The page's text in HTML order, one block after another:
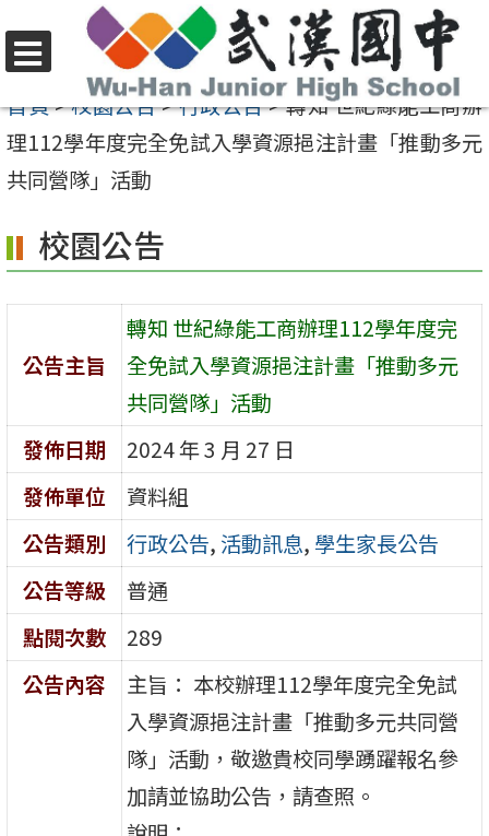
至
要
內
區
選
單
首頁>校園公告>行政公告>轉知 世紀綠能工商辦
理112學年度完全免試入學資源挹注計畫「推動多元
共同營隊」活動
校園公告
公告主旨
轉知 世紀綠能工商辦理112學年度完
全免試入學資源挹注計畫「推動多元
共同營隊」活動
發佈日期
2024 年 3 月 27 日
發佈單位
資料組
公告類別
行政公告, 活動訊息, 學生家長公告
公告等級
普通
點閱次數
289
公告內容
主旨： 本校辦理112學年度完全免試
入學資源挹注計畫「推動多元共同營
隊」活動，敬邀貴校同學踴躍報名參
加請並協助公告，請查照。